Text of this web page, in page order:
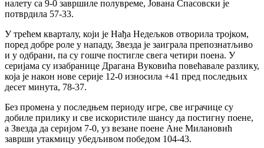
налету са 9-0 завршиле полувреме, Јована Спасовски је
потврдила 57-33.
У трећем кварталу, који је Нађа Недељков отворила тројком,
поред добре роле у нападу, Звезда је заиграла препознатљиво
и у одбрани, па су гошче постигле свега четири поена. У
серијама су изабранице Драгана Вуковића повећавале разлику,
која је након нове серије 12-0 износила +41 пред последњих
десет минута, 78-37.
Без промена у последњем периоду игре, све играчице су
добиле прилику и све искористиле шансу да постигну поене,
а Звезда да серијом 7-0, уз везане поене Ане Милановић
заврши утакмицу убедљивом победом 104-43.